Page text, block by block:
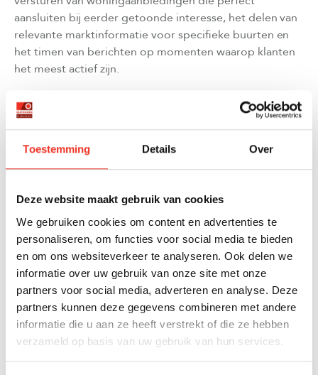
Toestemming Details Over
Deze website maakt gebruik van cookies
We gebruiken cookies om content en advertenties te
personaliseren, om functies voor social media te bieden
en om ons websiteverkeer te analyseren. Ook delen we
informatie over uw gebruik van onze site met onze
partners voor social media, adverteren en analyse. Deze
partners kunnen deze gegevens combineren met andere
informatie die u aan ze heeft verstrekt of die ze hebben
verzameld op basis van uw gebruik van hun services.
aansluiten bij eerder getoonde interesse, het delen van
relevante marktinformatie voor specifieke buurten en
het timen van berichten op momenten waarop klanten
het meest actief zijn.
WAT ZIJN DE GROOTSTE UITDAGINGEN IN
MAKELAARSMARKETING VOOR 2026?
De grootste uitdagingen in makelaarsmarketing voor
2026 zijn het navigeren door striktere
algoritmen op sociale media en het vinden van de juiste
balans tussen automatisering en persoonlijke service in
een steeds digitalere markt.
Privacyregelgeving zoals de AVG wordt steeds strenger
gehandhaafd, wat betekent dat makelaars zeer
zorgvuldig moeten omgaan met het verzamelen en
gebruiken van klantgegevens. Dit vereist transparante
communicatie over datagebruik en het implementeren